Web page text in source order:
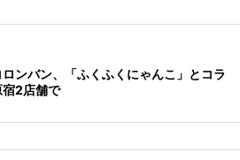
ンバン、「ふくふくにゃんこ」とコラ
2店舗で